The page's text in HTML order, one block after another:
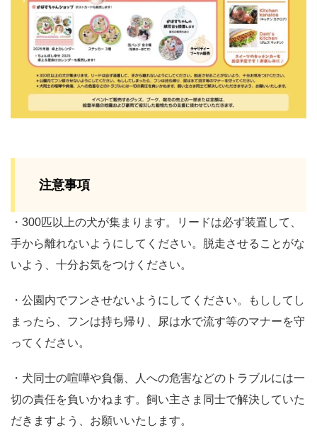
注意事項
・300匹以上の犬が集まります。リードは必ず装置して、
手から離れないようにしてください。脱走させることがな
いよう、十分お気をつけください。
・公園内でフンさせないようにしてください。もししてし
まったら、フンは持ち帰り、尿は水で流す等のマナーを守
ってください。
・犬同士の喧嘩や負傷、人への危害などのトラブルには一
切の責任を負いかねます。飼い主さま同士で解決していた
だきますよう、お願いいたします。